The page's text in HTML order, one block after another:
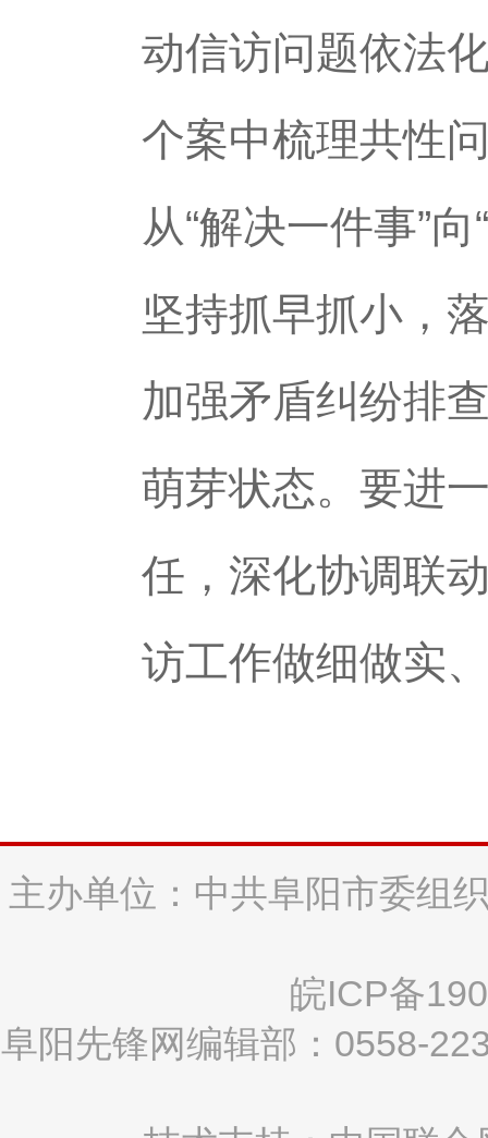
动信访问题依法
个案中梳理共性
从“解决一件事”
坚持抓早抓小，
加强矛盾纠纷排
萌芽状态。要进
任，深化协调联
访工作做细做实
主办单位：中共阜阳市委组
皖ICP备
阜阳先锋网编辑部：0558-